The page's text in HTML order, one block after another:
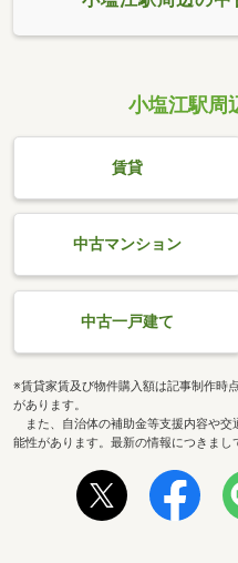
小塩江駅周
賃貸
中古マンション
中古一戸建て
※賃貸家賃及び物件購入額は記事制作時
があります。
また、自治体の補助金等支援内容や交
能性があります。最新の情報につきまし